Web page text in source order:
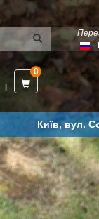
0
Київ, вул.